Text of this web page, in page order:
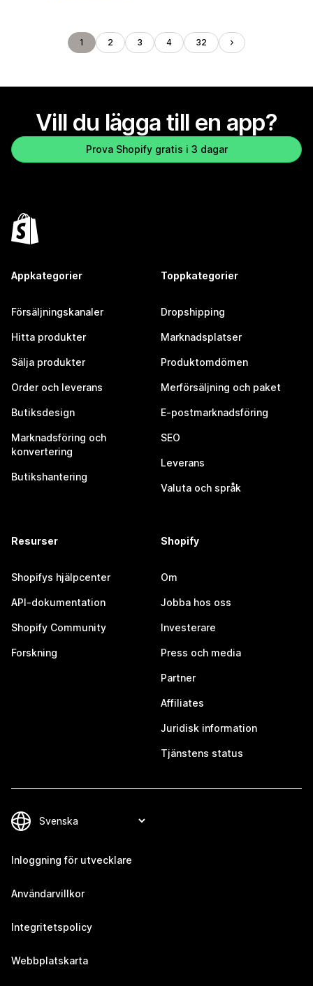
1 2 3 4 32
Vill du lägga till en app?
Prova Shopify gratis i 3 dagar
Appkategorier
Försäljningskanaler
Hitta produkter
Sälja produkter
Order och leverans
Butiksdesign
Marknadsföring och
konvertering
Butikshantering
Toppkategorier
Dropshipping
Marknadsplatser
Produktomdömen
Merförsäljning och paket
E-postmarknadsföring
SEO
Leverans
Valuta och språk
Resurser
Shopifys hjälpcenter
API-dokumentation
Shopify Community
Forskning
Shopify
Om
Jobba hos oss
Investerare
Press och media
Partner
Affiliates
Juridisk information
Tjänstens status
Inloggning för utvecklare
Användarvillkor
Integritetspolicy
Webbplatskarta